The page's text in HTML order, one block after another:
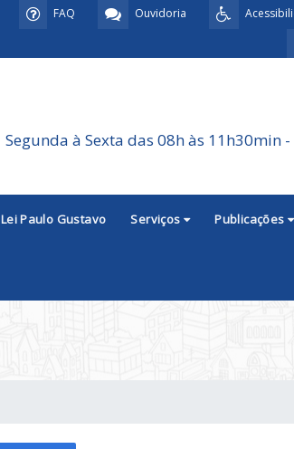
Ouvidoria
FAQ
Segunda à Sexta das 08h às 11h30min
Lei Paulo Gustavo Serviços Publicações